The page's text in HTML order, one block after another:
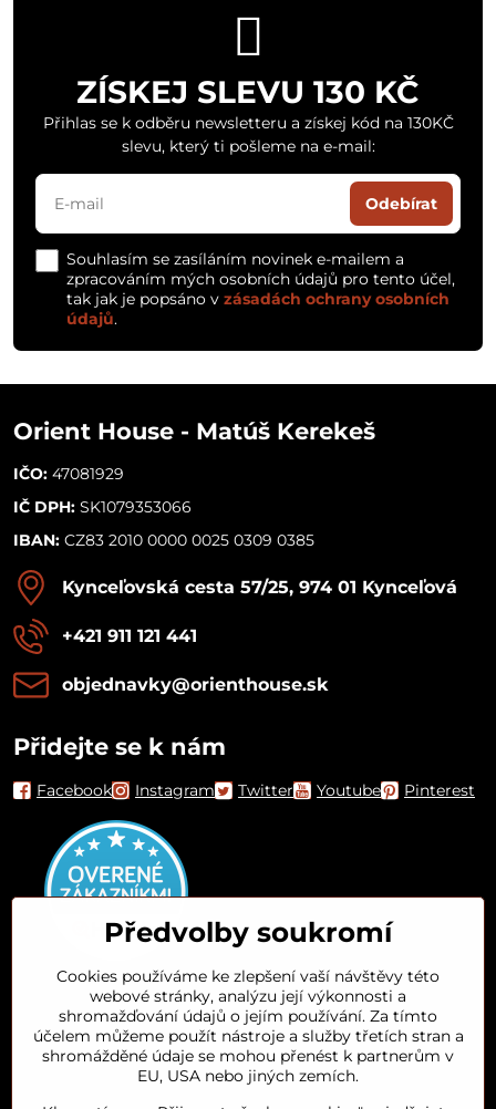
ZÍSKEJ SLEVU 130 KČ
Přihlas se k odběru newsletteru a získej kód na 130KČ
slevu, který ti pošleme na e-mail:
Odebírat
Souhlasím se zasíláním novinek e-mailem a
zpracováním mých osobních údajů pro tento účel,
tak jak je popsáno v zásadách ochrany osobních
údajů.
Orient House - Matúš Kerekeš
IČO: 47081929
IČ DPH: SK1079353066
IBAN: CZ83 2010 0000 0025 0309 0385
Kynceľovská cesta 57/25, 974 01 Kynceľová
+421 911 121 441
objednavky​@orienthouse​.sk
Přidejte se k nám
Facebook Instagram Twitter Youtube Pinterest
Orient House
Arganový olej
Předvolby soukromí
Cookies používáme ke zlepšení vaší návštěvy této
webové stránky, analýzu její výkonnosti a
shromažďování údajů o jejím používání. Za tímto
účelem můžeme použít nástroje a služby třetích stran a
shromážděné údaje se mohou přenést k partnerům v
EU, USA nebo jiných zemích.